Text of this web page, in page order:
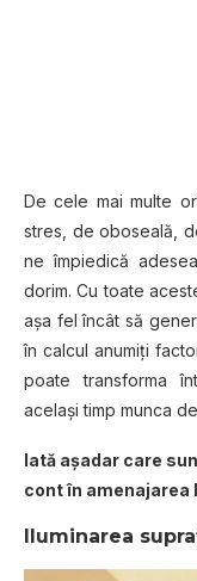
De cele mai multe
stres, de oboseală,
ne împiedică
dorim. Cu toate
aşa fel încât să
în calcul anumiţi
poate transforma
acelaşi timp munca
Iată aşadar care
cont în amenajarea
Iluminarea